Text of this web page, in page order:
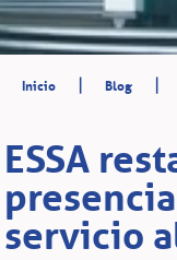
Inicio | Blog |
ESSA
servicio